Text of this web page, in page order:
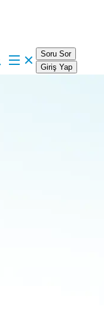
Soru Sor
Giriş Yap